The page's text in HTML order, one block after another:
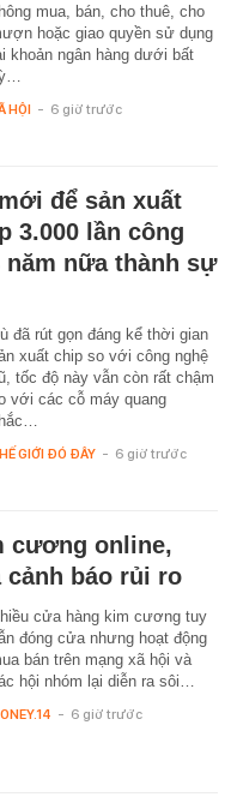
mua, bán, cho thuê, cho
hoặc giao quyền sử dụng
khoản ngân hàng dưới bất
HỘI - 6 giờ trước
để sản xuất
3.000 lần công
nữa thành sự
đã rút gọn đáng kể thời gian
xuất chip so với công nghệ
tốc độ này vẫn còn rất chậm
với các cỗ máy quang
GIỚI ĐÓ ĐÂY - 6 giờ trước
cương online,
báo rủi ro
cửa hàng kim cương tuy
đóng cửa nhưng hoạt động
bán trên mạng xã hội và
hội nhóm lại diễn ra sôi…
- 6 giờ trước